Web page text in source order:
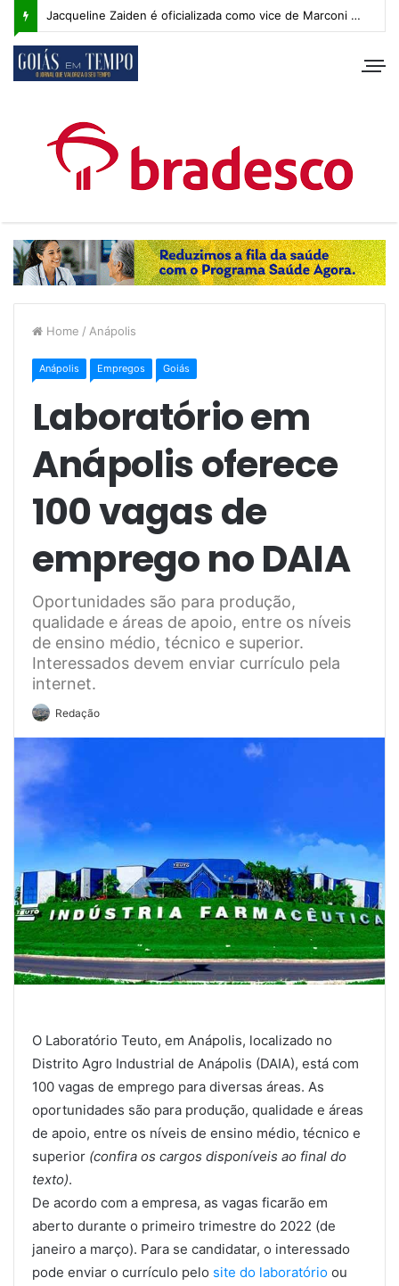
Jacqueline Zaiden é oficializada como vice de Marconi Perillo; veja os detalhes do anúncio
Home / Anápolis
Anápolis Empregos Goiás
Laboratório em
Anápolis oferece
100 vagas de
emprego no DAIA
Oportunidades são para produção,
qualidade e áreas de apoio, entre os níveis
de ensino médio, técnico e superior.
Interessados devem enviar currículo pela
internet.
Redação
O Laboratório Teuto, em Anápolis, localizado no
Distrito Agro Industrial de Anápolis (DAIA), está com
100 vagas de emprego para diversas áreas. As
oportunidades são para produção, qualidade e áreas
de apoio, entre os níveis de ensino médio, técnico e
superior (confira os cargos disponíveis ao final do
texto).
De acordo com a empresa, as vagas ficarão em
aberto durante o primeiro trimestre do 2022 (de
janeiro a março). Para se candidatar, o interessado
pode enviar o currículo pelo site do laboratório ou